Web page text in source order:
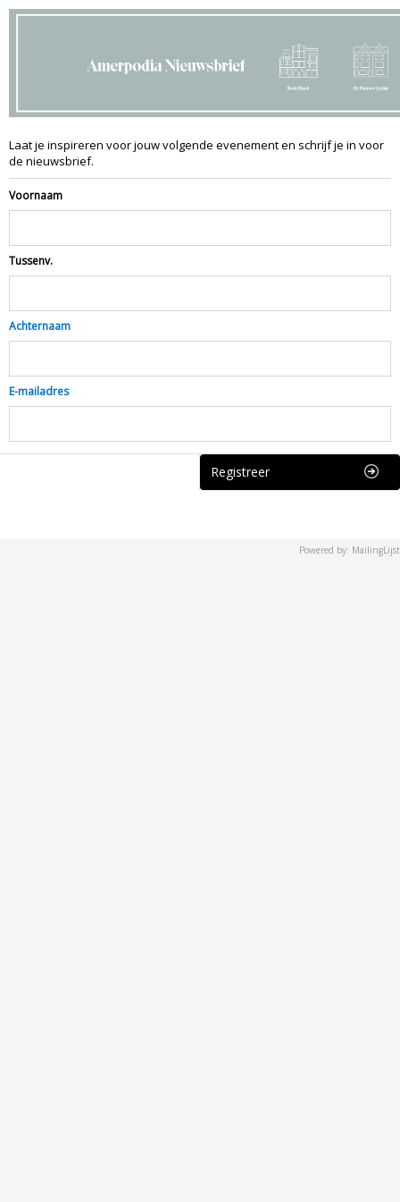
Laat je inspireren voor jouw volgende evenement en schrijf je in voor
de nieuwsbrief.
Voornaam
Tussenv.
Achternaam
E-mailadres
Registreer
Powered by: MailingLijst